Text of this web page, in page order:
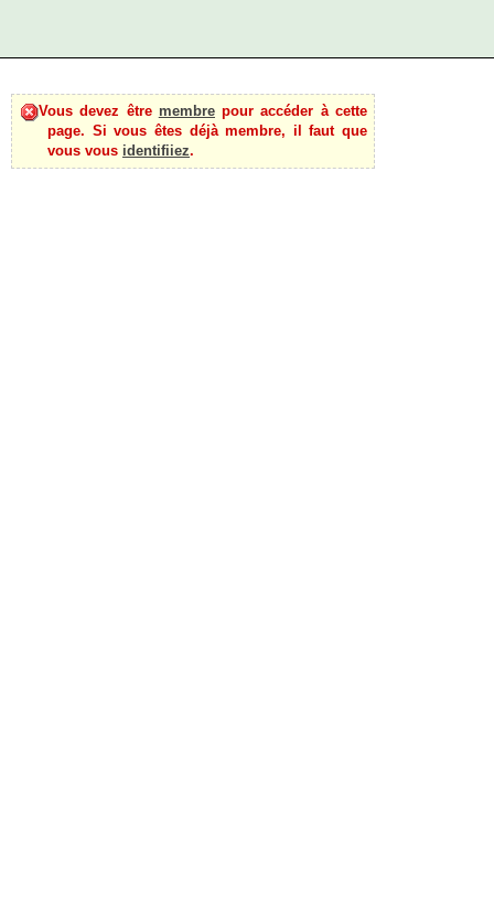
Vous devez être membrepour accéder à cette
page. Si vous êtes déjà membre, il faut que
vous vous identifiiez.